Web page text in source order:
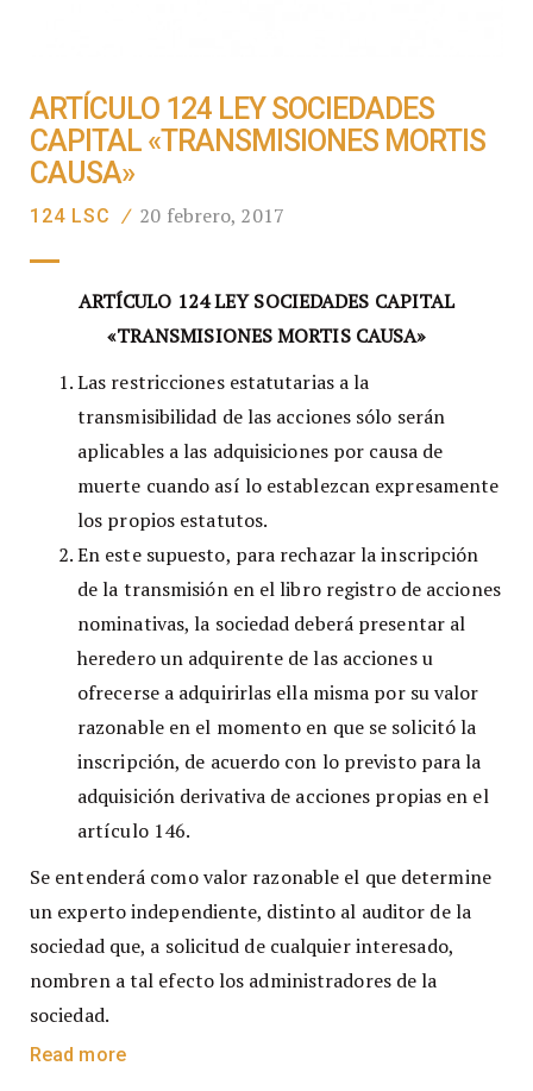
ARTÍCULO 124 LEY SOCIEDADES
CAPITAL «TRANSMISIONES MORTIS
CAUSA»
124 LSC / 20 febrero, 2017
ARTÍCULO 124 LEY SOCIEDADES CAPITAL
«TRANSMISIONES MORTIS CAUSA»
Las restricciones estatutarias a la
transmisibilidad de las acciones sólo serán
aplicables a las adquisiciones por causa de
muerte cuando así lo establezcan expresamente
los propios estatutos.
En este supuesto, para rechazar la inscripción
de la transmisión en el libro registro de acciones
nominativas, la sociedad deberá presentar al
heredero un adquirente de las acciones u
ofrecerse a adquirirlas ella misma por su valor
razonable en el momento en que se solicitó la
inscripción, de acuerdo con lo previsto para la
adquisición derivativa de acciones propias en el
artículo 146.
Se entenderá como valor razonable el que determine
un experto independiente, distinto al auditor de la
sociedad que, a solicitud de cualquier interesado,
nombren a tal efecto los administradores de la
sociedad.
Read more